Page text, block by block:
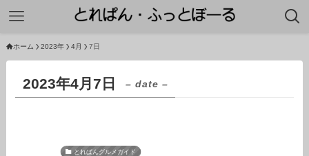
ホーム 2023年 4月 7日
2023年4月7日 – date –
とれぱんグルメガイド